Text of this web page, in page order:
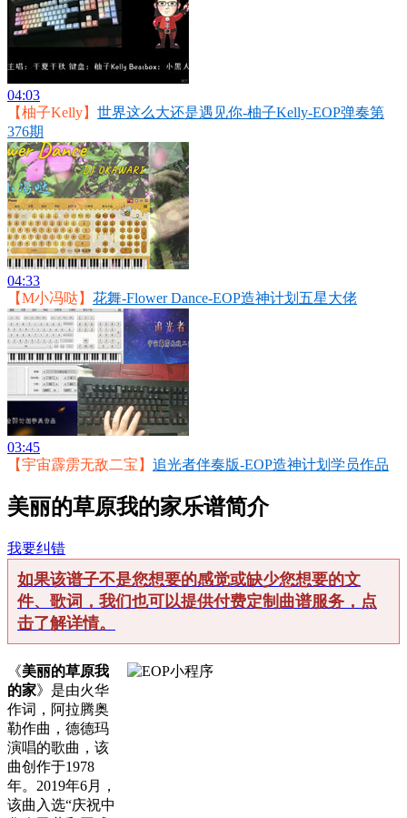
04:03
【柚子Kelly】 世界这么大还是遇见你-柚子Kelly-EOP弹奏第
376期
04:33
【M小冯哒】 花舞-Flower Dance-EOP造神计划五星大佬
03:45
【宇宙霹雳无敌二宝】 追光者伴奏版-EOP造神计划学员作品
美丽的草原我的家乐谱简介
我要纠错
如果该谱子不是您想要的感觉或缺少您想要的文
件、歌词，我们也可以提供付费定制曲谱服务，点
击了解详情。
《美丽的草原我
的家》是由火华
作词，阿拉腾奥
勒作曲，德德玛
演唱的歌曲，该
曲创作于1978
年。2019年6月，
该曲入选“庆祝中